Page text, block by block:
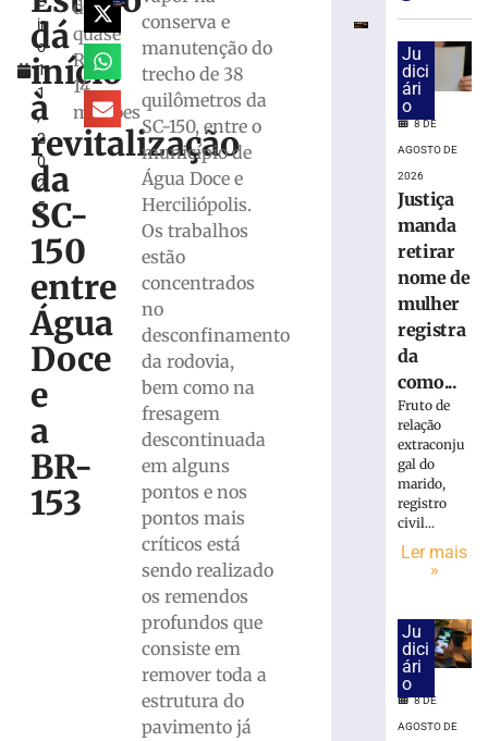
ir
o
1
1
,
2
0
2
5
dá
início
à
revitalização
da
SC-
150
entre
Água
Doce
e
a
BR-
153
de
quase
R$
14
milhões
conserva e
manutenção do
trecho de 38
quilômetros da
SC-150, entre o
município de
Água Doce e
Herciliópolis.
Os trabalhos
estão
concentrados
no
desconfinamento
da rodovia,
bem como na
fresagem
descontinuada
em alguns
pontos e nos
pontos mais
críticos está
sendo realizado
os remendos
profundos que
consiste em
remover toda a
estrutura do
pavimento já
para
monitorar
eleições
agosto
TRE-
realiza
distribuição
18.860
urnas
eletrônicas
Ju
dici
ári
o
8 DE
AGOSTO DE
2026
Justiça
manda
retirar
nome de
mulher
registra
da
como...
Fruto de
relação
extraconju
gal do
marido,
registro
civil...
Ler mais
»
Ju
dici
ári
o
8 DE
AGOSTO DE